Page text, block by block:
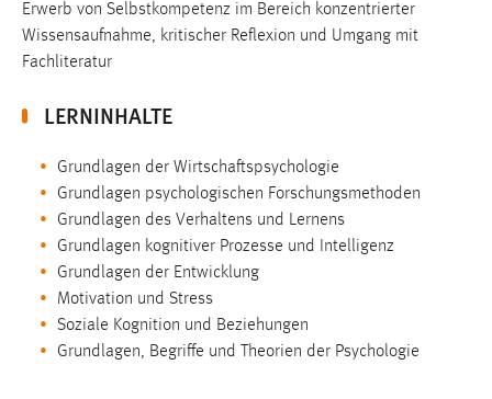
Erwerb von Selbstkompetenz im Bereich konzentrierter
Wissensaufnahme, kritischer Reflexion und Umgang mit
Fachliteratur
LERNINHALTE
Grundlagen der Wirtschaftspsychologie
Grundlagen psychologischen Forschungsmethoden
Grundlagen des Verhaltens und Lernens
Grundlagen kognitiver Prozesse und Intelligenz
Grundlagen der Entwicklung
Motivation und Stress
Soziale Kognition und Beziehungen
Grundlagen, Begriffe und Theorien der Psychologie